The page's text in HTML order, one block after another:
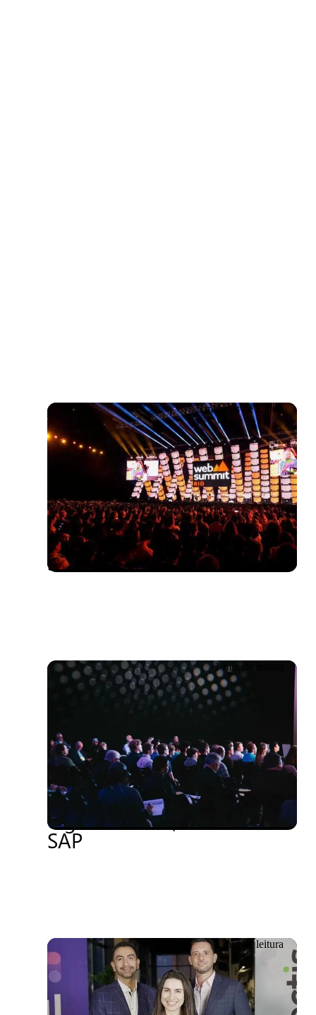
5 minutos de leitura
04/04/2024
A Getronics apresenta a IA
conversacional na Web
Summit Rio 2024
1 min de leitura
Evento CXO: Como lidar
com a transformação
digital com IA, No-Code e
SAP
1 min de leitura
Evento já realizado17/10/2023